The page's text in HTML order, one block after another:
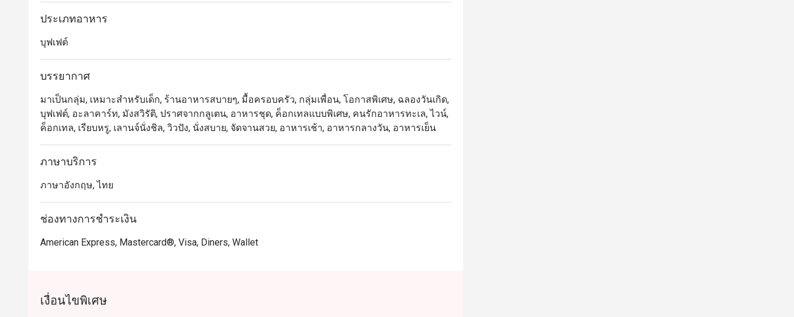
อาหารนานาชาติและของหวานสุดประณีต
เหมาะสำหรับทั้งคนท้องถิ่นและนักท่องเที่ยว River Cafe and Terrace เป็นตัวเลือกที่สมบูรณ์แบบสำหรับ
และบริการที่เอาใจใส่ ขณะที่นักท่องเที่ยวหลงใหลในวิวแม่น้ำเจ้าพระยาและบรรยากาศระดับ 5 ดาว
ใกล้สถานี BTS เจริญนคร
การจองผ่านแอปหรือเว็บไซต์ Eatigo คือวิธีที่ชาญฉลาดที่สุดในการรับประทานอาหาร เพียงเลือกช่วง
ประเภทอาหาร
บุฟเฟต์
บรรยากาศ
มาเป็นกลุ่ม, เหมาะสำหรับเด็ก, ร้านอาหารสบายๆ, มื้อครอบครัว, กลุ่มเพื่อน, โอกาสพิเศษ, ฉลองวันเกิด,
บุฟเฟต์, อะลาคาร์ท, มังสวิรัติ, ปราศจากกลูเตน, อาหารชุด, ค็อกเทลแบบพิเศษ, คนรักอาหารทะเล, ไวน์,
ค็อกเทล, เรียบหรู, เลานจ์นั่งชิล, วิวปัง, นั่งสบาย, จัดจานสวย, อาหารเช้า, อาหารกลางวัน, อาหารเย็น
ภาษาบริการ
ภาษาอังกฤษ, ไทย
ช่องทางการชำระเงิน
American Express, Mastercard®, Visa, Diners, Wallet
เงื่อนไขพิเศษ